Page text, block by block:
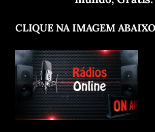
CLIQUE NA IMAGEM ABAIXO